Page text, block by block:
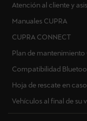
Atención al cliente y
Manuales CUPRA
CUPRA CONNECT
Plan de mantenimiento
Compatibilidad
Hoja de rescate en
Vehículos al final de su